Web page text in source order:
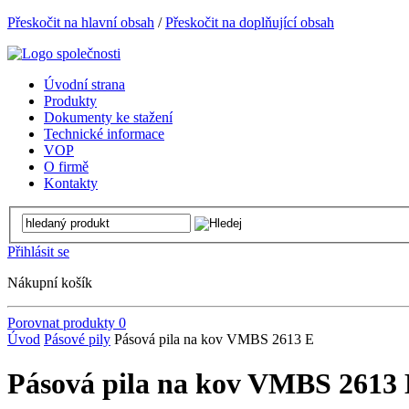
Přeskočit na hlavní obsah /Přeskočit na doplňující obsah
Úvodní strana
Produkty
Dokumenty ke stažení
Technické informace
VOP
O firmě
Kontakty
Přihlásit se
Nákupní košík
Porovnat produkty 0
Úvod Pásové pily Pásová pila na kov VMBS 2613 E
Pásová pila na kov VMBS 2613